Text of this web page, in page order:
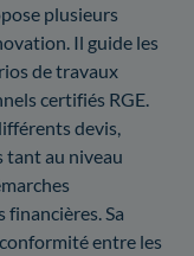
plusieurs
Il guide les
de travaux
certifiés RGE.
devis,
tant au niveau
Sa
entre les